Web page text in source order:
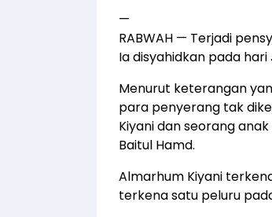
—
RABWAH — Terjadi
Ia disyahidkan pada
Menurut keterangan
para penyerang tak
Kiyani dan seorang
Baitul Hamd.
Almarhum Kiyani
terkena satu peluru